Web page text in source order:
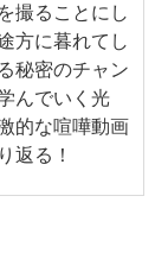
撮ることにし
方に暮れてし
秘密のチャン
んでいく光
的な喧嘩動画
返る！